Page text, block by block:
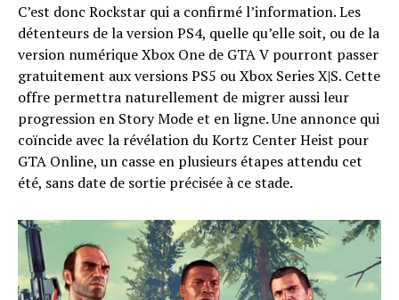
C’est donc Rockstar qui a confirmé l’information. Les
détenteurs de la version PS4, quelle qu’elle soit, ou de la
version numérique Xbox One de GTA V pourront passer
gratuitement aux versions PS5 ou Xbox Series X|S. Cette
offre permettra naturellement de migrer aussi leur
progression en Story Mode et en ligne. Une annonce qui
coïncide avec la révélation du Kortz Center Heist pour
GTA Online, un casse en plusieurs étapes attendu cet
été, sans date de sortie précisée à ce stade.